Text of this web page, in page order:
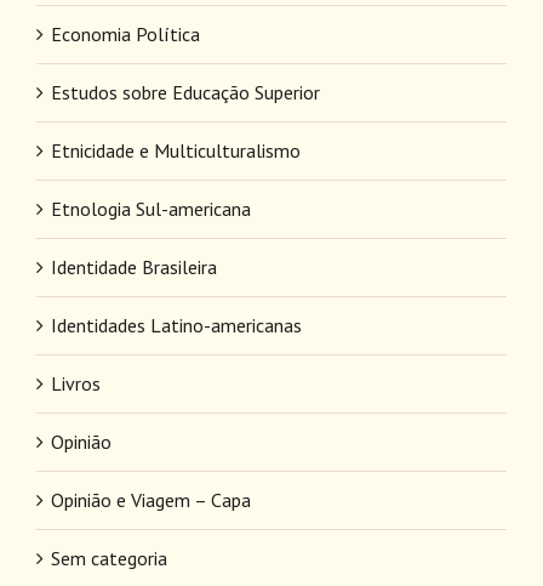
Economia Política
Estudos sobre Educação Superior
Etnicidade e Multiculturalismo
Etnologia Sul-americana
Identidade Brasileira
Identidades Latino-americanas
Livros
Opinião
Opinião e Viagem – Capa
Sem categoria